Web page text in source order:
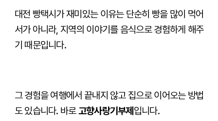
대전 빵택시가 재미있는 이유는 단순히 빵을 많이 먹어
서가 아니라, 지역의 이야기를 음식으로 경험하게 해주
기 때문입니다.
그 경험을 여행에서 끝내지 않고 집으로 이어오는 방법
도 있습니다. 바로고향사랑기부제 입니다.